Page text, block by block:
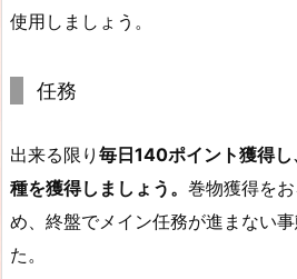
使用しましょう。
任務
出来る限り 毎日140ポイント獲得
種を獲得しましょう。 巻物獲得を
め、終盤でメイン任務が進まない
た。